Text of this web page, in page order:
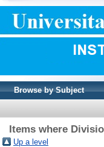
Browse by Subject
Items where
Up a level